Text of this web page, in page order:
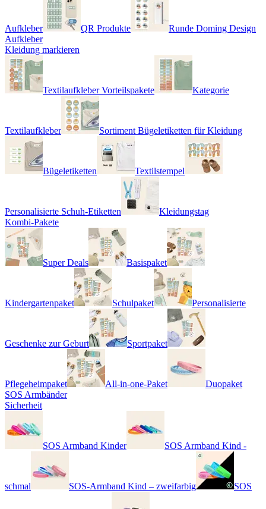
Aufkleber QR Produkte
Runde Doming Design
Aufkleber
Kleidung markieren
Textilaufkleber Vorteilspakete Kategorie
Textilaufkleber Sortiment Bügeletiketten für Kleidung
Bügeletiketten Textilstempel
Personalisierte Schuh-Etiketten
Kleidungstag
Kombi-Pakete
Super Deals Basispaket
Kindergartenpaket Schulpaket Personalisierte
Geschenke zur Geburt Sportpaket
Pflegeheimpaket All-in-one-Paket
Duopaket
SOS Armbänder
Sicherheit
SOS Armband Kinder SOS Armband Kind -
schmal SOS-Armband Kind – zweifarbig SOS